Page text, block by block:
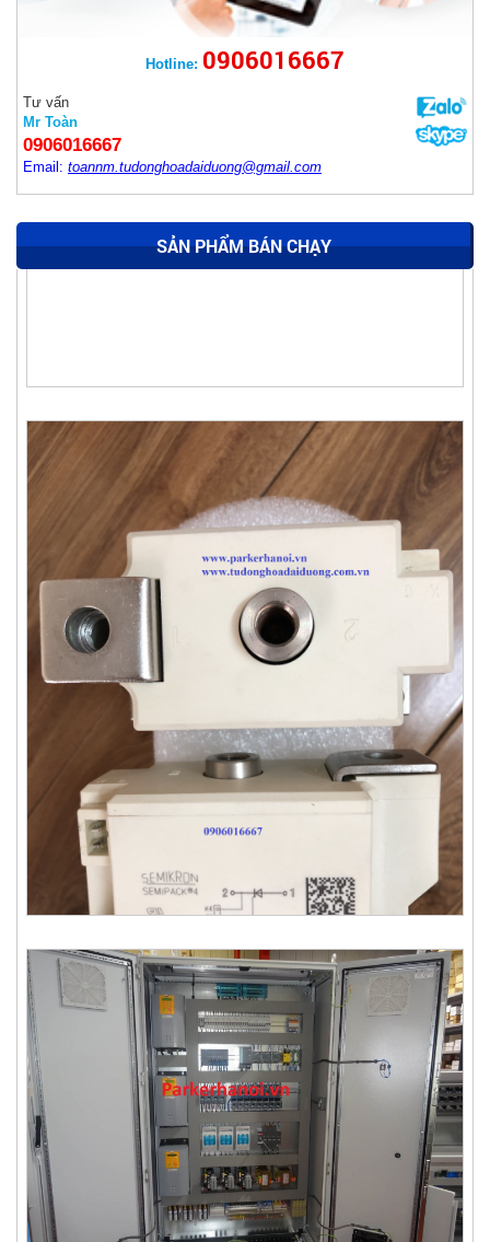
Hotline: 0906016667
Tư vấn
Mr Toàn
0906016667
Email: toannm.tudonghoadaiduong@gmail.com
SẢN PHẨM BÁN CHẠY
Thyristor SKET330/22E - Semikron
TỦ ĐIỀU KHIỂN PARKER SSD 590+